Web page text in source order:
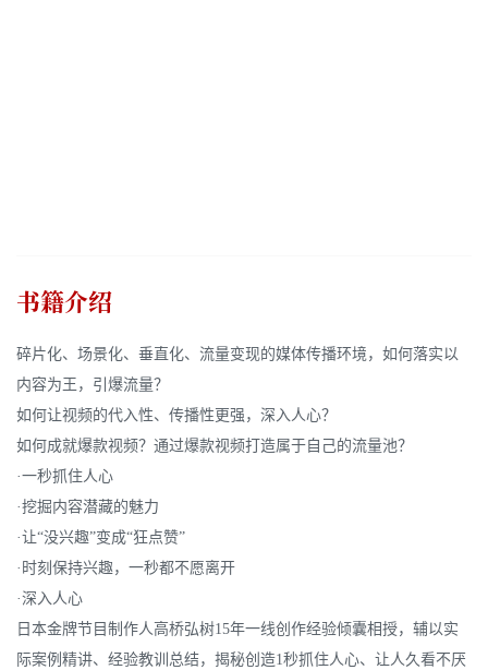
书籍介绍
碎片化、场景化、垂直化、流量变现的媒体传播环境，如何落实以
内容为王，引爆流量？
如何让视频的代入性、传播性更强，深入人心？
如何成就爆款视频？通过爆款视频打造属于自己的流量池？
·一秒抓住人心
·挖掘内容潜藏的魅力
·让“没兴趣”变成“狂点赞”
·时刻保持兴趣，一秒都不愿离开
·深入人心
日本金牌节目制作人高桥弘树15年一线创作经验倾囊相授，辅以实
际案例精讲、经验教训总结，揭秘创造1秒抓住人心、让人久看不厌